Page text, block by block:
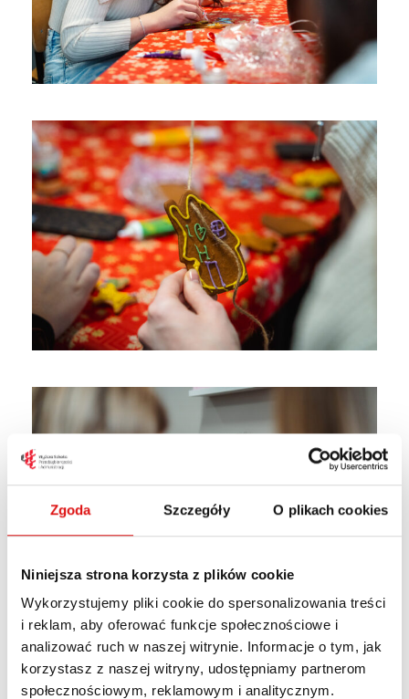
Zgoda Szczegóły O plikach cookies
Niniejsza strona korzysta z plików cookie
Wykorzystujemy pliki cookie do spersonalizowania treści
i reklam, aby oferować funkcje społecznościowe i
analizować ruch w naszej witrynie. Informacje o tym, jak
korzystasz z naszej witryny, udostępniamy partnerom
społecznościowym, reklamowym i analitycznym.